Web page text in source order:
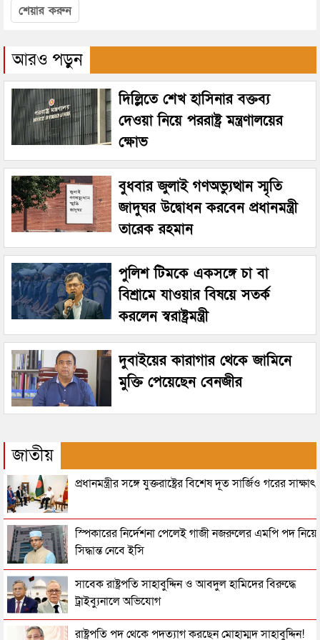
শেয়ার করুন
আরও পড়ুন
দিল্লিতে শেখ হাসিনার বক্তব্য
দেওয়া নিয়ে পররাষ্ট্র মন্ত্রণালয়ের
ক্ষোভ
বুধবার জুলাই গণঅভ্যুত্থান স্মৃতি
জাদুঘর উদ্বোধন করবেন প্রধানমন্ত্রী
তারেক রহমান
পুলিশ টিমকে একসঙ্গে চা বা
বিশ্রামে যাওয়ার বিষয়ে সতর্ক
করলেন স্বরাষ্ট্রমন্ত্রী
দুবাইয়ের কারাগার থেকে জামিনে
মুক্তি পেয়েছেন বেনজীর
জাতীয়
প্রধানমন্ত্রীর সঙ্গে যুক্তরাষ্ট্রের বিশেষ দূত সার্জিও গরের সাক্ষাৎ
স্পিকারের নির্দেশনা পেলেই গাজী নজরুলের এমপি পদ নিয়ে
সিদ্ধান্ত নেবে ইসি
সাবেক রাষ্ট্রপতি সাহাবুদ্দিন ও আবদুল হামিদের বিরুদ্ধে
ট্রাইব্যুনালে অভিযোগ
রাষ্ট্রপতি পদ থেকে পদত্যাগ করছেন মোহাম্মদ সাহাবুদ্দিন!